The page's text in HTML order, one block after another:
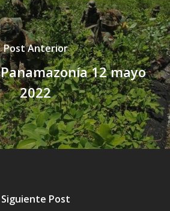
Post Anterior
12 mayo
2022
Siguiente Post